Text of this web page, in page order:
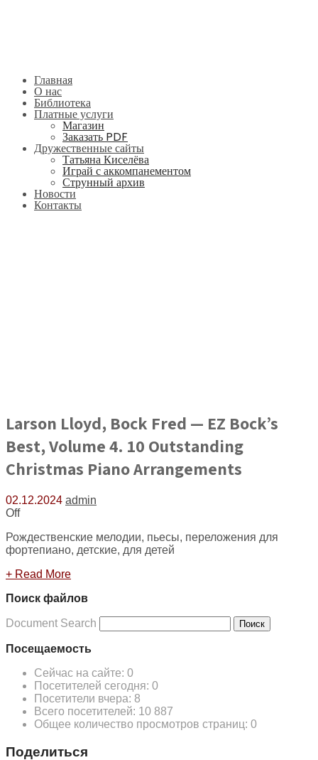
Главная
О нас
Библиотека
Платные услуги
Магазин
Заказать PDF
Дружественные сайты
Татьяна Киселёва
Играй с аккомпанементом
Струнный архив
Новости
Контакты
Larson Lloyd, Bock Fred — EZ Bock’s
Best, Volume 4. 10 Outstanding
Christmas Piano Arrangements
02.12.2024 admin
Off
Рождественские мелодии, пьесы, переложения для
фортепиано, детские, для детей
+ Read More
Поиск файлов
Document Search Поиск
Посещаемость
Сейчас на сайте: 0
Посетителей сегодня: 0
Посетители вчера: 8
Всего посетителей: 10 887
Общее количество просмотров страниц: 0
Поделиться